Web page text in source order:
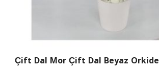
Çift Dal Mor Çift Dal Beyaz Orkide